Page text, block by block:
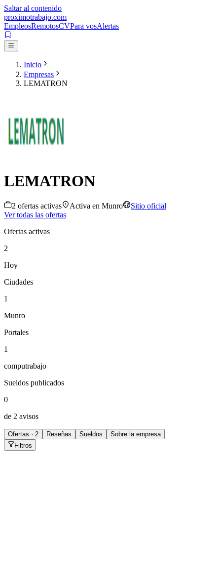
Saltar al contenido
proximotrabajo.com
EmpleosRemotosCVPara vosAlertas
Inicio
Empresas
LEMATRON
LEMATRON
2 ofertas activas Activa en Munro
Sitio oficial
Ver todas las ofertas
Ofertas activas
2
Hoy
Ciudades
1
Munro
Portales
1
computrabajo
Sueldos publicados
0
de 2 avisos
Ofertas · 2 Reseñas Sueldos
Sobre la empresa
Filtros